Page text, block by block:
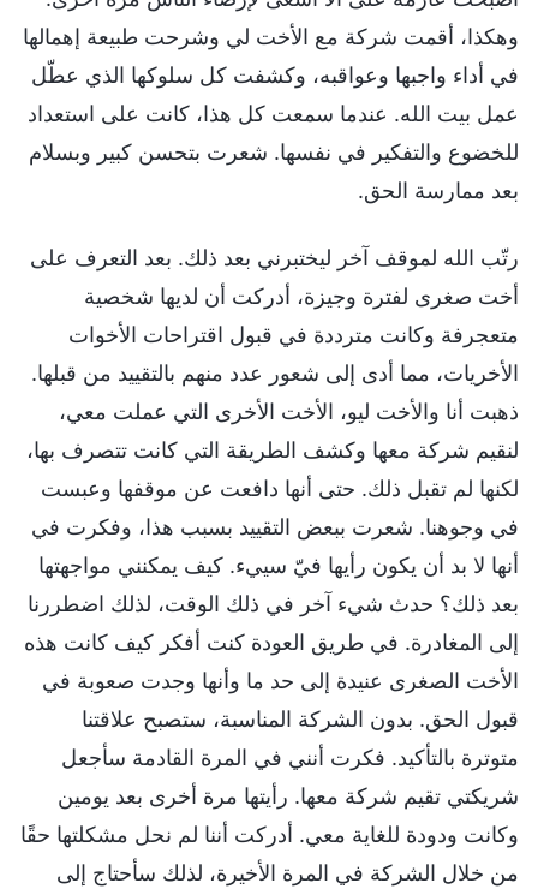
وهكذا، أقمت شركة مع الأخت لي وشرحت طبيعة إهمالها
في أداء واجبها وعواقبه، وكشفت كل سلوكها الذي عطّل
عمل بيت الله. عندما سمعت كل هذا، كانت على استعداد
للخضوع والتفكير في نفسها. شعرت بتحسن كبير وبسلام
بعد ممارسة الحق.
رتّب الله لموقف آخر ليختبرني بعد ذلك. بعد التعرف على
أخت صغرى لفترة وجيزة، أدركت أن لديها شخصية
متعجرفة وكانت مترددة في قبول اقتراحات الأخوات
الأخريات، مما أدى إلى شعور عدد منهم بالتقييد من قبلها.
ذهبت أنا والأخت ليو، الأخت الأخرى التي عملت معي،
لنقيم شركة معها وكشف الطريقة التي كانت تتصرف بها،
لكنها لم تقبل ذلك. حتى أنها دافعت عن موقفها وعبست
في وجوهنا. شعرت ببعض التقييد بسبب هذا، وفكرت في
أنها لا بد أن يكون رأيها فيّ سييء. كيف يمكنني مواجهتها
بعد ذلك؟ حدث شيء آخر في ذلك الوقت، لذلك اضطررنا
إلى المغادرة. في طريق العودة كنت أفكر كيف كانت هذه
الأخت الصغرى عنيدة إلى حد ما وأنها وجدت صعوبة في
قبول الحق. بدون الشركة المناسبة، ستصبح علاقتنا
متوترة بالتأكيد. فكرت أنني في المرة القادمة سأجعل
شريكتي تقيم شركة معها. رأيتها مرة أخرى بعد يومين
وكانت ودودة للغاية معي. أدركت أننا لم نحل مشكلتها حقًا
من خلال الشركة في المرة الأخيرة، لذلك سأحتاج إلى